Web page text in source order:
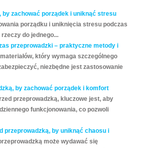
zachować porządek i uniknąć stresu
porządku i uniknięcia stresu podczas
do jednego...
przeprowadzki – praktyczne metody i
który wymaga szczególnego
niezbędne jest zastosowanie
by zachować porządek i komfort
przeprowadzką, kluczowe jest, aby
funkcjonowania, co pozwoli
przeprowadzką, by uniknąć chaosu i
może wydawać się